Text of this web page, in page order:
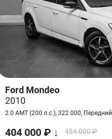
Ford Mondeo
2010
2.0 AMT (200 л.с.), 322 000, Передний
404 000 ₽ ↓ 454 000 ₽